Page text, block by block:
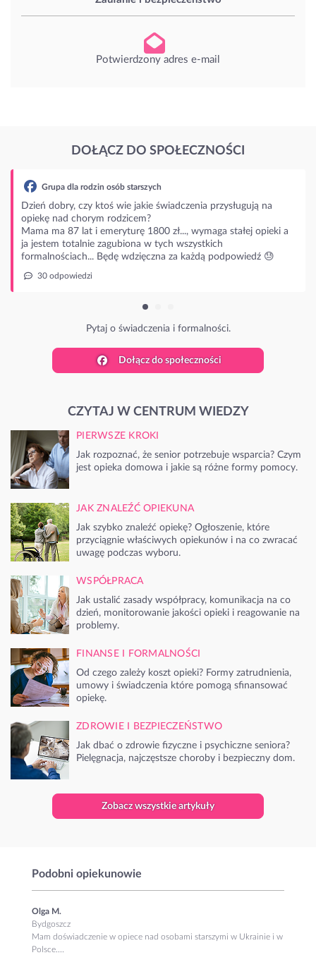
Potwierdzony adres e-mail
DOŁĄCZ DO SPOŁECZNOŚCI
Grupa dla rodzin osób starszych
Dzień dobry, czy ktoś wie jakie świadczenia przysługują na
opiekę nad chorym rodzicem?
Mama ma 87 lat i emeryturę 1800 zł..., wymaga stałej opieki a
ja jestem totalnie zagubiona w tych wszystkich
formalnościach... Będę wdzięczna za każdą podpowiedź 😓
30 odpowiedzi
Pytaj o świadczenia i formalności.
Dołącz do społeczności
CZYTAJ W CENTRUM WIEDZY
PIERWSZE KROKI
Jak rozpoznać, że senior potrzebuje wsparcia? Czym
jest opieka domowa i jakie są różne formy pomocy.
JAK ZNALEŹĆ OPIEKUNA
Jak szybko znaleźć opiekę? Ogłoszenie, które
przyciągnie właściwych opiekunów i na co zwracać
uwagę podczas wyboru.
WSPÓŁPRACA
Jak ustalić zasady współpracy, komunikacja na co
dzień, monitorowanie jakości opieki i reagowanie na
problemy.
FINANSE I FORMALNOŚCI
Od czego zależy koszt opieki? Formy zatrudnienia,
umowy i świadczenia które pomogą sfinansować
opiekę.
ZDROWIE I BEZPIECZEŃSTWO
Jak dbać o zdrowie fizyczne i psychiczne seniora?
Pielęgnacja, najczęstsze choroby i bezpieczny dom.
Zobacz wszystkie artykuły
Podobni opiekunowie
Olga M.
Bydgoszcz
Mam doświadczenie w opiece nad osobami starszymi w Ukrainie i w
Polsce....